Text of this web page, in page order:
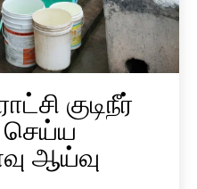
குடிநீர்
செய்ய
ஆய்வு